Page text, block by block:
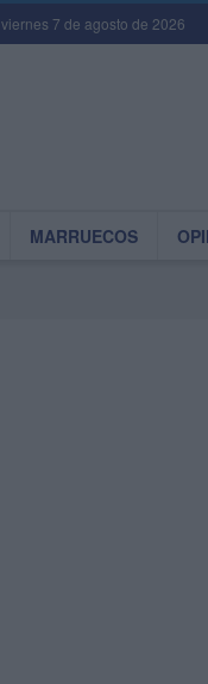
viernes 7 de agosto de 2026
MARRUECOS